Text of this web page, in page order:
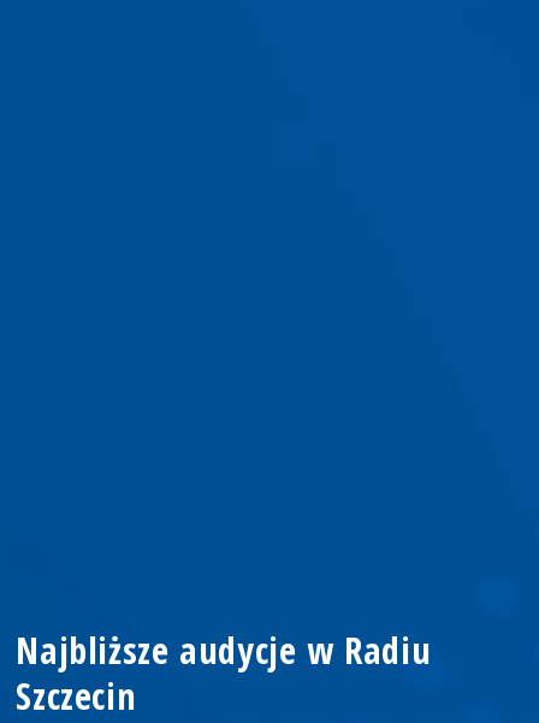
Najbliższe audycje w Radiu
Szczecin